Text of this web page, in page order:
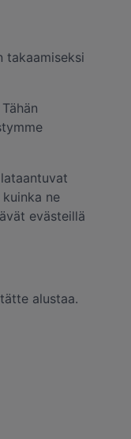
takaamiseksi
ne
evästeillä
alustaa.